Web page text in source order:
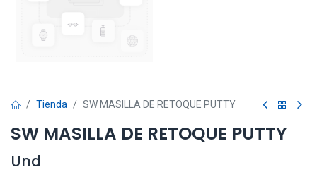
Tienda SW MASILLA DE RETOQUE PUTTY
SW MASILLA DE RETOQUE PUTTY
Und